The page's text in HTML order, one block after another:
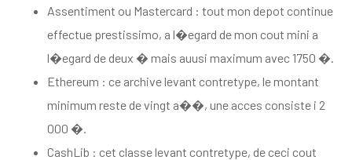
Assentiment ou Mastercard : tout mon depot continue
effectue prestissimo, a l�egard de mon cout mini a
l�egard de deux � mais auusi maximum avec 1750 �.
Ethereum : ce archive levant contretype, le montant
minimum reste de vingt a��, une acces consiste i 2
000 �.
CashLib : cet classe levant contretype, de ceci cout